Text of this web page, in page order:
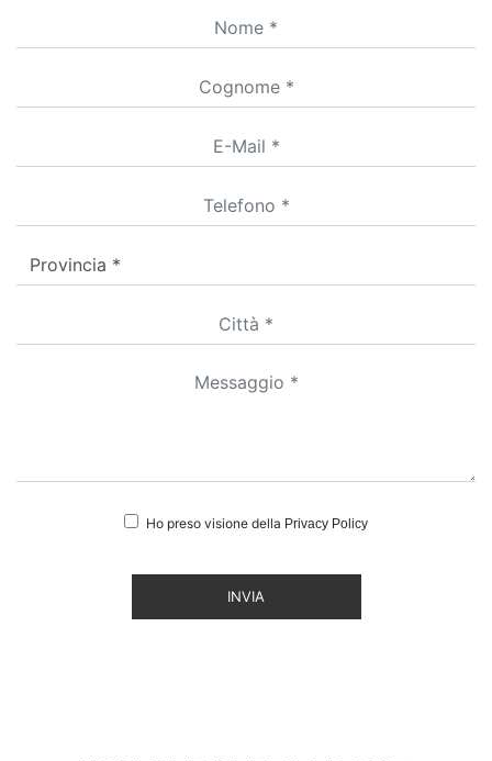
Ho preso visione della Privacy Policy
INVIA